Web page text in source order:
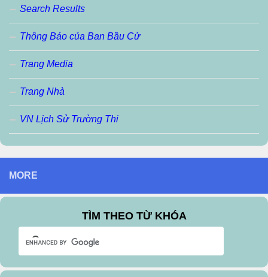
Search Results
Thông Báo của Ban Bầu Cử
Trang Media
Trang Nhà
VN Lịch Sử Trường Thi
MORE
TÌM THEO TỪ KHÓA